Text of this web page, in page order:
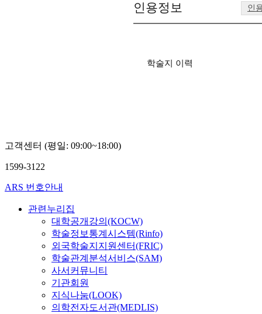
인용정보 인
학술지 이력
고객센터 (평일: 09:00~18:00)
1599-3122
ARS 번호안내
관련누리집
대학공개강의(KOCW)
학술정보통계시스템(Rinfo)
외국학술지지원센터(FRIC)
학술관계분석서비스(SAM)
사서커뮤니티
기관회원
지식나눔(LOOK)
의학전자도서관(MEDLIS)